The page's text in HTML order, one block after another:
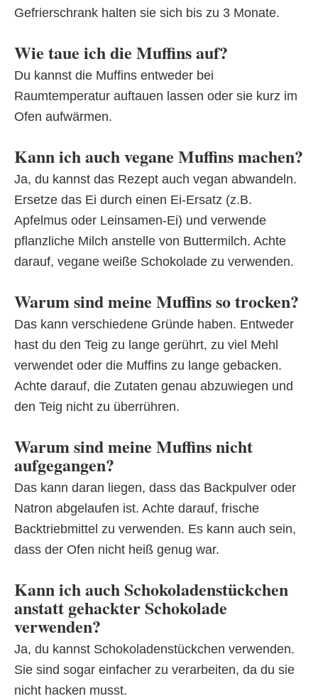
Gefrierschrank halten sie sich bis zu 3 Monate.
Wie taue ich die Muffins auf?
Du kannst die Muffins entweder bei
Raumtemperatur auftauen lassen oder sie kurz im
Ofen aufwärmen.
Kann ich auch vegane Muffins machen?
Ja, du kannst das Rezept auch vegan abwandeln.
Ersetze das Ei durch einen Ei-Ersatz (z.B.
Apfelmus oder Leinsamen-Ei) und verwende
pflanzliche Milch anstelle von Buttermilch. Achte
darauf, vegane weiße Schokolade zu verwenden.
Warum sind meine Muffins so trocken?
Das kann verschiedene Gründe haben. Entweder
hast du den Teig zu lange gerührt, zu viel Mehl
verwendet oder die Muffins zu lange gebacken.
Achte darauf, die Zutaten genau abzuwiegen und
den Teig nicht zu überrühren.
Warum sind meine Muffins nicht
aufgegangen?
Das kann daran liegen, dass das Backpulver oder
Natron abgelaufen ist. Achte darauf, frische
Backtriebmittel zu verwenden. Es kann auch sein,
dass der Ofen nicht heiß genug war.
Kann ich auch Schokoladenstückchen
anstatt gehackter Schokolade
verwenden?
Ja, du kannst Schokoladenstückchen verwenden.
Sie sind sogar einfacher zu verarbeiten, da du sie
nicht hacken musst.